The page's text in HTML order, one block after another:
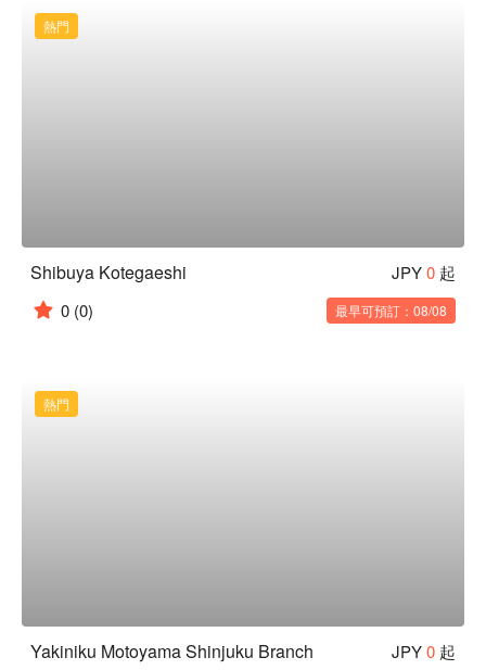
熱門
Shibuya Kotegaeshi JPY0 起
0 (0) 最早可預訂：08/08
熱門
Yakiniku Motoyama Shinjuku Branch JPY0 起